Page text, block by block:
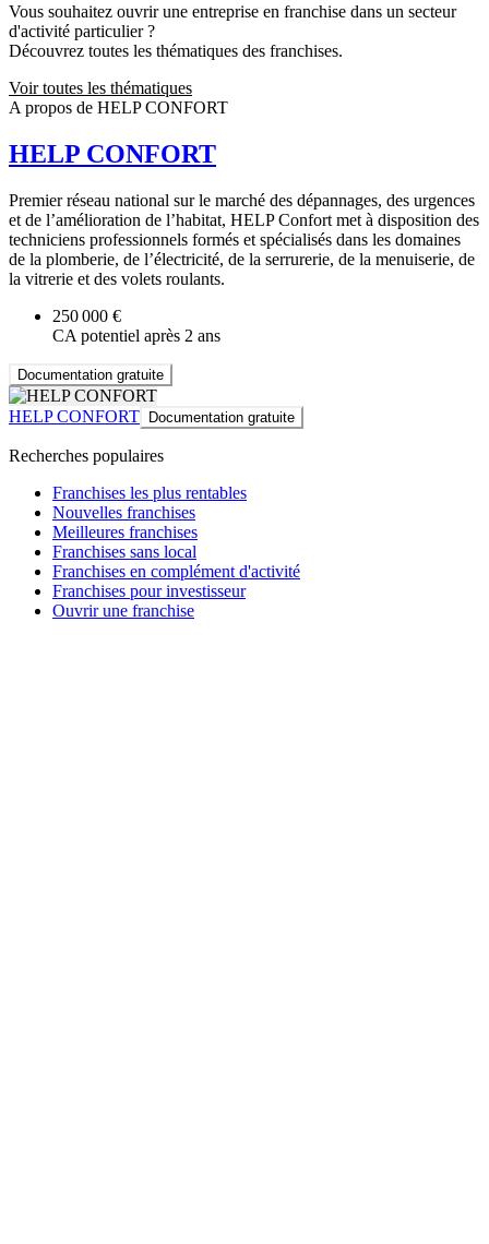
Vous souhaitez ouvrir une entreprise en franchise dans un secteur
d'activité particulier ?
Découvrez toutes les thématiques des franchises.
Voir toutes les thématiques
A propos de HELP CONFORT
HELP CONFORT
Premier réseau national sur le marché des dépannages, des urgences
et de l’amélioration de l’habitat, HELP Confort met à disposition des
techniciens professionnels formés et spécialisés dans les domaines
de la plomberie, de l’électricité, de la serrurerie, de la menuiserie, de
la vitrerie et des volets roulants.
250 000 €
CA potentiel après 2 ans
Documentation gratuite
HELP CONFORT Documentation gratuite
Recherches populaires
Franchises les plus rentables
Nouvelles franchises
Meilleures franchises
Franchises sans local
Franchises en complément d'activité
Franchises pour investisseur
Ouvrir une franchise